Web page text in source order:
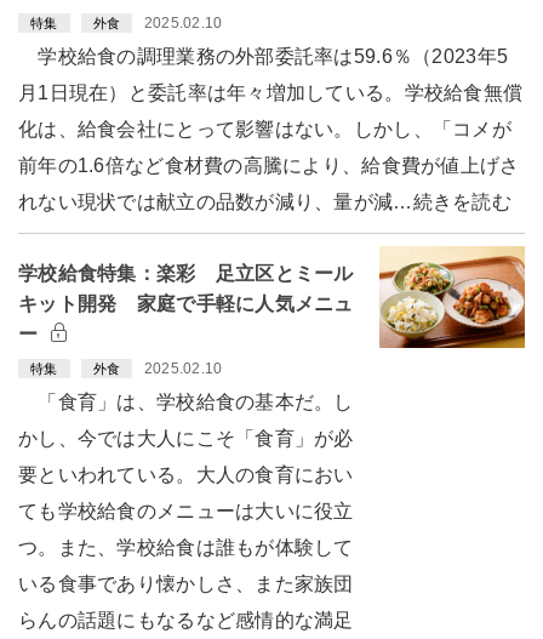
特集 外食 2025.02.10
学校給食の調理業務の外部委託率は59.6％（2023年5
月1日現在）と委託率は年々増加している。学校給食無償
化は、給食会社にとって影響はない。しかし、「コメが
前年の1.6倍など食材費の高騰により、給食費が値上げさ
れない現状では献立の品数が減り、量が減…続きを読む
学校給食特集：楽彩 足立区とミール
キット開発 家庭で手軽に人気メニュ
ー
特集 外食 2025.02.10
「食育」は、学校給食の基本だ。し
かし、今では大人にこそ「食育」が必
要といわれている。大人の食育におい
ても学校給食のメニューは大いに役立
つ。また、学校給食は誰もが体験して
いる食事であり懐かしさ、また家族団
らんの話題にもなるなど感情的な満足